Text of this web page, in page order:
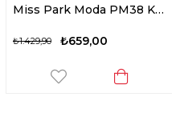
Miss Park Moda PM38 K2031 Kadın Babet Platin
₺659,00
₺1.429,90